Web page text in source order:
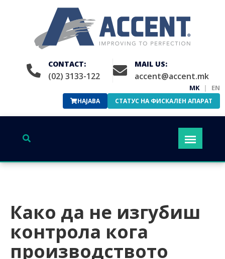
CONTACT:
(02) 3133-122
MAIL US:
accent@accent.mk
MK | EN
НАЈАВА СТАТУС НА ФИСКАЛЕН АПАРАТ
Како да не изгубиш
контрола кога
производството